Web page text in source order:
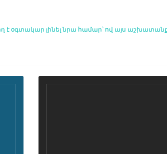
օգտակար լինել նրա համար՝ ով այս